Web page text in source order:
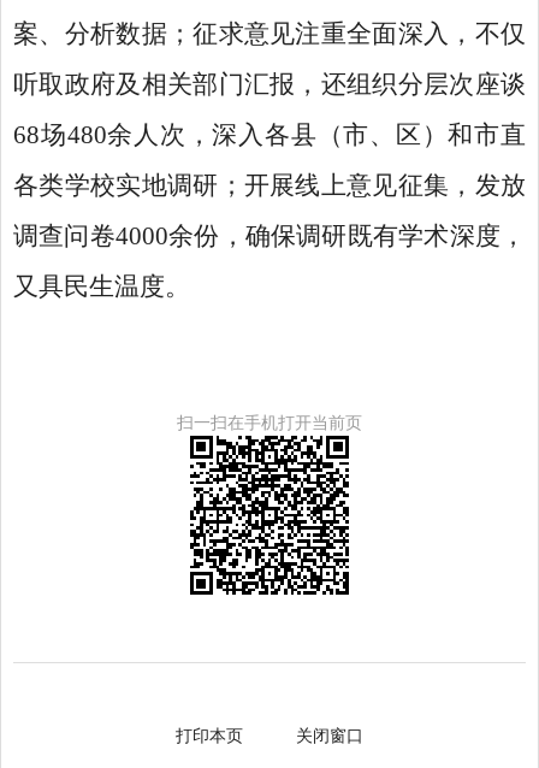
案、分析数据；征求意见注重全面深入，不仅
听取政府及相关部门汇报，还组织分层次座谈
68场480余人次，深入各县（市、区）和市直
各类学校实地调研；开展线上意见征集，发放
调查问卷4000余份，确保调研既有学术深度，
又具民生温度。
扫一扫在手机打开当前页
打印本页 关闭窗口